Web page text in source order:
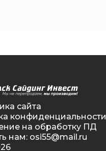
сайта
конфиденциальности
на обработку ПД
нам: osi55@mail.ru